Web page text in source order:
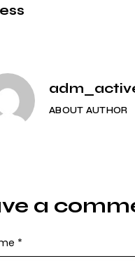
ABOUT AUTHOR
a